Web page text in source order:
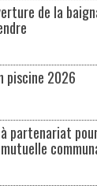
de la
piscine 2026
partenariat
mutuelle